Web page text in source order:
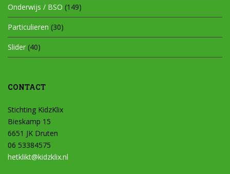
Onderwijs / BSO (149)
Particulieren (30)
Slider (40)
CONTACT
Stichting KidzKlix
Bieskamp 15
6651 JK Druten
06 53384575
hetklikt@kidzklix.nl